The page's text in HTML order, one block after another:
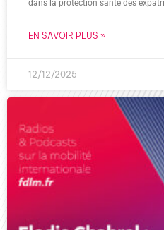
dans la protection santé des
EN SAVOIR PLUS »
12/12/2025